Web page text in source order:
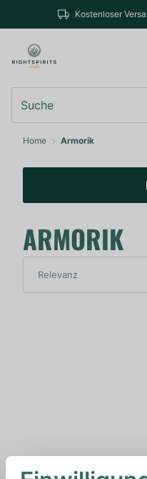
Kostenloser
Home Armorik
ARMORIK